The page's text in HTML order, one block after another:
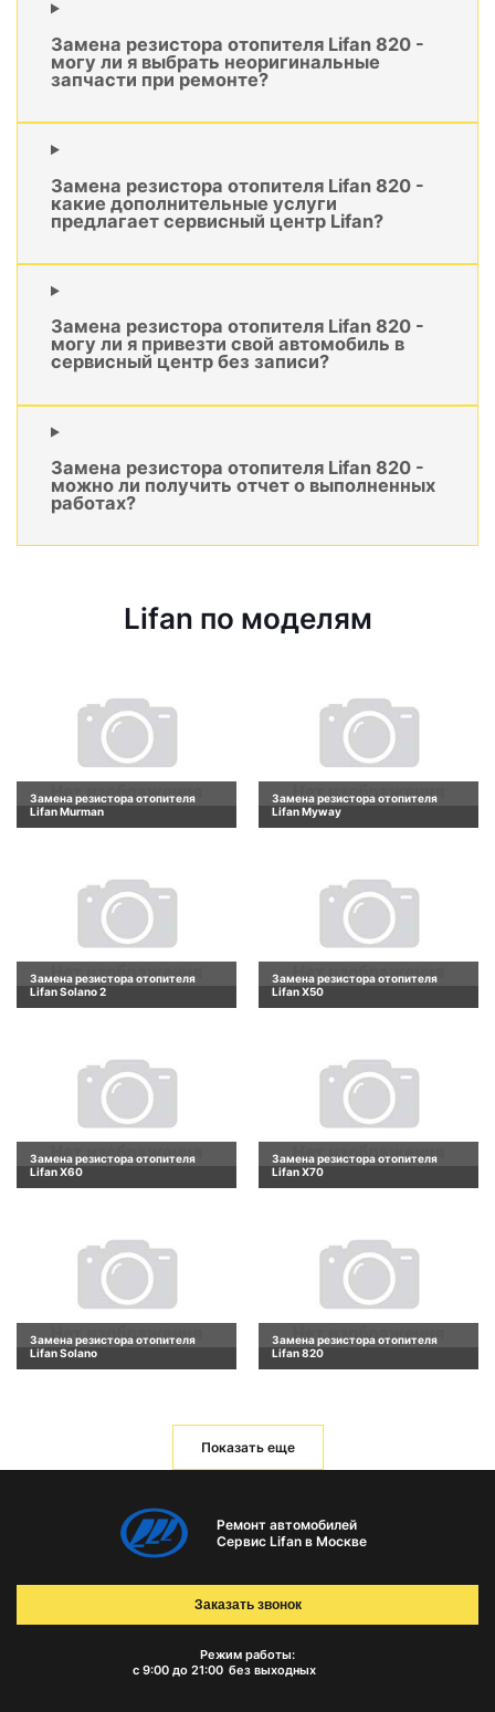
Замена резистора отопителя Lifan 820 -
могу ли я выбрать неоригинальные
запчасти при ремонте?
Замена резистора отопителя Lifan 820 -
какие дополнительные услуги
предлагает сервисный центр Lifan?
Замена резистора отопителя Lifan 820 -
могу ли я привезти свой автомобиль в
сервисный центр без записи?
Замена резистора отопителя Lifan 820 -
можно ли получить отчет о выполненных
работах?
Lifan по моделям
Замена резистора отопителя
Lifan Murman
Замена резистора отопителя
Lifan Myway
Замена резистора отопителя
Lifan Solano 2
Замена резистора отопителя
Lifan X50
Замена резистора отопителя
Lifan X60
Замена резистора отопителя
Lifan X70
Замена резистора отопителя
Lifan Solano
Замена резистора отопителя
Lifan 820
Показать еще
Ремонт автомобилей
Сервис Lifan в Москве
Режим работы:
с 9:00 до 21:00 без выходных
Заказать звонок